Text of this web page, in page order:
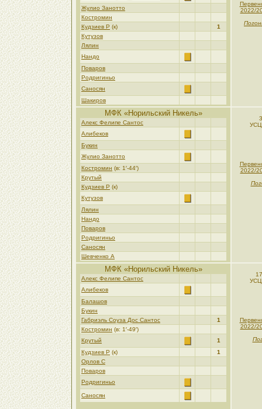
Жулио Занотто
Костромин
Кудзиев Р (к)
1
Кутузов
Лялин
Нандо
Поваров
Родригиньо
Саносян
Шакиров
2022/
МФК «Норильский Никель»
Алекс Фелипе Сантос
Алибеков
Букин
Жулио Занотто
Костромин (в: 1′-44′)
Крутый
Кудзиев Р (к)
Кутузов
Лялин
Нандо
Поваров
Родригиньо
Саносян
Шевченко А
УСЦ
2022/
МФК «Норильский Никель»
Алекс Фелипе Сантос
Алибеков
Балашов
Букин
Габриэль Соуза Дос Сантос
1
Костромин (в: 1′-49′)
Крутый
1
Кудзиев Р (к)
1
Орлов С
Поваров
Родригиньо
Саносян
УСЦ
2022/